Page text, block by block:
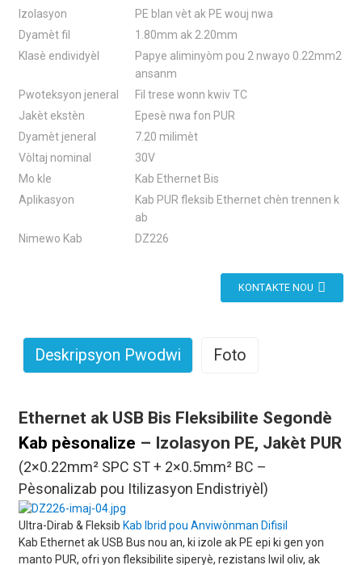
Izolasyon
PE blan vèt ak PE wouj nwa
Dyamèt fil
1.80mm ak 2.20mm
Klasè endividyèl
Papye aliminyòm pou 2 nwayo 0.22mm2
ansanm
Pwoteksyon jeneral
Fil trese wonn kwiv TC
Jakèt ekstèn
Epesè nwa fon PUR
Dyamèt jeneral
7.20 milimèt
Vòltaj nominal
30V
Mo kle
Kab Ethernet Bis
Aplikasyon
Kab PUR fleksib Ethernet chèn trennen k
ab
Nimewo Kab
DZ226
KONTAKTE NOU
Deskripsyon Pwodwi Foto
Ethernet ak USB Bis Fleksibilite Segondè
Kab pèsonalize – Izolasyon PE, Jakèt PUR
(2×0.22mm² SPC ST + 2×0.5mm² BC –
Pèsonalizab pou Itilizasyon Endistriyèl)
Ultra-Dirab & Fleksib Kab Ibrid pou Anviwònman Difisil
Kab Ethernet ak USB Bus nou an, ki izole ak PE epi ki gen yon
manto PUR, ofri yon fleksibilite siperyè, rezistans lwil oliv, ak